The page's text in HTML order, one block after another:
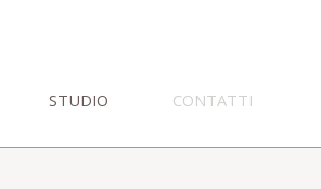
STUDIO CONTATTI